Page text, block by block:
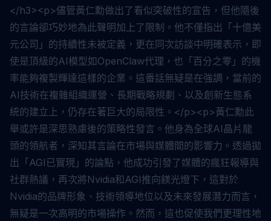
</h3><p>儘管黃仁勳做出了看似突破性的宣告，但他隨後
的言論卻巧妙地為此聲明加上了限制。他不僅指出「十億美
元公司」的持續性未被定義，更在同次訪談中明確表示，即
使是頂級的AI模型如OpenClaw代理，也「百分之零」的機
率能夠複製輝達這樣的企業。這番話無疑是在強調，當前的
AI技術在複雜組織運營、長期戰略規劃、以及創新生態系
統的建立上，仍存在著巨大的局限性。</p><p>黃仁勳此
舉或許是深思熟慮後的策略性發言。他身為全球AI晶片龍
頭的領航者，深知其言論在市場與媒體間的影響力。透過拋
出「AGI已實現」的論點，他成功引發了媒體的瘋狂報導與
社群熱議，再次將Nvidia和AGI推向鎂光燈下，這對於
Nvidia的品牌形象、技術領導地位以及未來發展潛力而言，
無疑是一次高明的市場操作。然而，這也促使我們更理性地